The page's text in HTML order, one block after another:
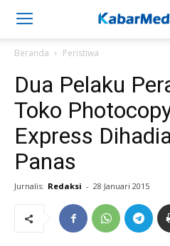
Beranda Peristiwa
Dua Pelaku
Toko
Express
Panas
Jurnalis: Redaksi - 28 Januari 2015